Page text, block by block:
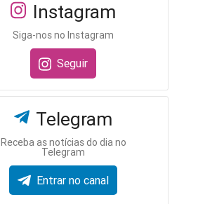
Instagram
Siga-nos no Instagram
Seguir
Telegram
Receba as notícias do dia no
Telegram
Entrar no canal